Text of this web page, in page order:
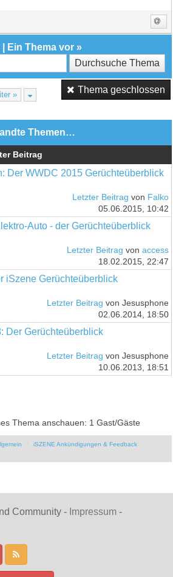
Ein Thema vor »
» Thema geschlossen
Themen…
Beitrag
Der WWDC 2015 Gerüchteüberblick
Letzter Beitrag von Falko
05.06.2015, 10:42
Auto - der Gerüchteüberblick
Letzter Beitrag von access
18.02.2015, 22:47
iSzene Gerüchteüberblick
Letzter Beitrag von Jesusphone
02.06.2014, 18:50
Der Gerüchteüberblick
Letzter Beitrag von Jesusphone
10.06.2013, 18:51
Thema anschauen: 1 Gast/Gäste
iSZENE Ankündigungen & Feedback
Community - Impressum -